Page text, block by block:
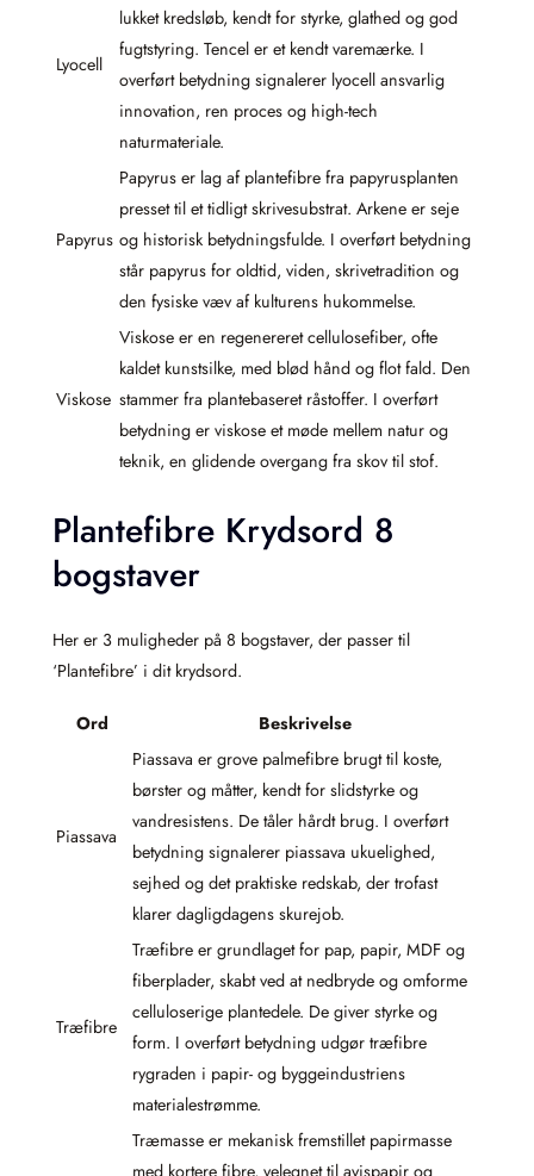
Lyocell
lukket kredsløb, kendt for styrke, glathed og god
fugtstyring. Tencel er et kendt varemærke. I
overført betydning signalerer lyocell ansvarlig
innovation, ren proces og high-tech
naturmateriale.
Papyrus
Papyrus er lag af plantefibre fra papyrusplanten
presset til et tidligt skrivesubstrat. Arkene er seje
og historisk betydningsfulde. I overført betydning
står papyrus for oldtid, viden, skrivetradition og
den fysiske væv af kulturens hukommelse.
Viskose
Viskose er en regenereret cellulosefiber, ofte
kaldet kunstsilke, med blød hånd og flot fald. Den
stammer fra plantebaseret råstoffer. I overført
betydning er viskose et møde mellem natur og
teknik, en glidende overgang fra skov til stof.
Plantefibre Krydsord 8
bogstaver
Her er 3 muligheder på 8 bogstaver, der passer til
‘Plantefibre’ i dit krydsord.
Ord Beskrivelse
Piassava
Piassava er grove palmefibre brugt til koste,
børster og måtter, kendt for slidstyrke og
vandresistens. De tåler hårdt brug. I overført
betydning signalerer piassava ukuelighed,
sejhed og det praktiske redskab, der trofast
klarer dagligdagens skurejob.
Træfibre
Træfibre er grundlaget for pap, papir, MDF og
fiberplader, skabt ved at nedbryde og omforme
celluloserige plantedele. De giver styrke og
form. I overført betydning udgør træfibre
rygraden i papir- og byggeindustriens
materialestrømme.
Træmasse er mekanisk fremstillet papirmasse
med kortere fibre, velegnet til avispapir og